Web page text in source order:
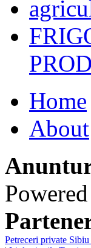
Home
About
Petreceri private